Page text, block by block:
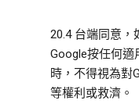
20.4 台端同意，
Google按任何
時，不得視為對
等權利或救濟。